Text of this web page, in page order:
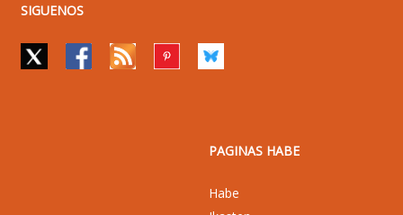
SIGUENOS
PAGINAS HABE
Habe